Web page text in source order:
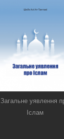
Загальне уявлення
Іслам